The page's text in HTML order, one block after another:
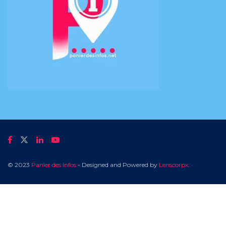
© 2023 Panier des Infos - Designed and Powered by Lenscorpx